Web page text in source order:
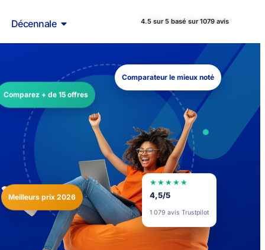
Décennale 4.5 sur 5 basé sur 1079 avis
Comparez + de 15 offres
Meilleurs prix 2026
Comparateur le mieux noté
★★★★★
4,5/5
1 079 avis Trustpilot